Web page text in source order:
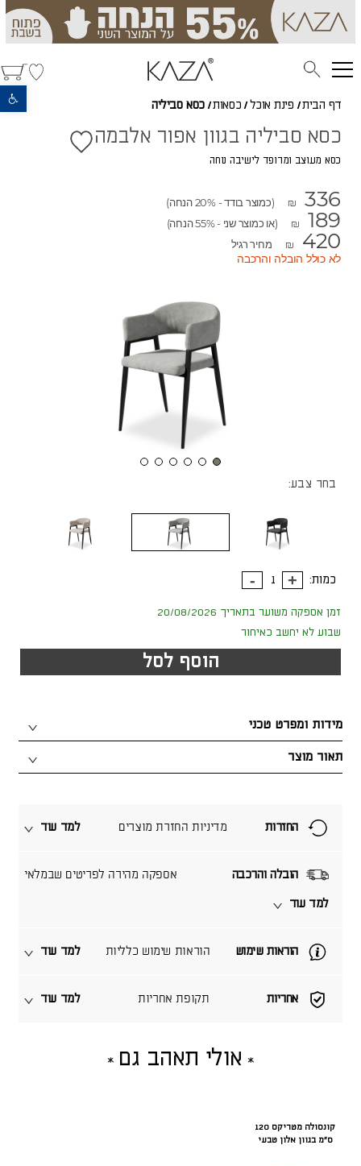
פתח סרגל נגישות
דף הבית/ פינת אוכל / כסאות/ כסא סביליה
כסא סביליה בגוון אפור אלבמה
כסא מעוצב ומרופד לישיבה נוחה
₪ 336 (כמוצר בודד - 20% הנחה)
₪ 189 (או כמוצר שני - 55% הנחה)
₪ 420 מחיר רגיל
לא כולל הובלה והרכבה
בחר צבע:
כמות:
זמן אספקה משוער בתאריך 20/08/2026
שבוע לא יחשב כאיחור
הוסף לסל
תאור מוצר
מידות ומפרט טכני
אחריות תקופת אחריות למד עוד
הוראות שימוש הוראות שימוש כלליות למד עוד
הובלה והרכבה אספקה מהירה לפריטים שבמלאי
למד עוד
החזרות מדיניות החזרת מוצרים למד עוד
אולי תאהב גם
קונסולה מטריקס 120
ס"מ בגוון אלון טבעי